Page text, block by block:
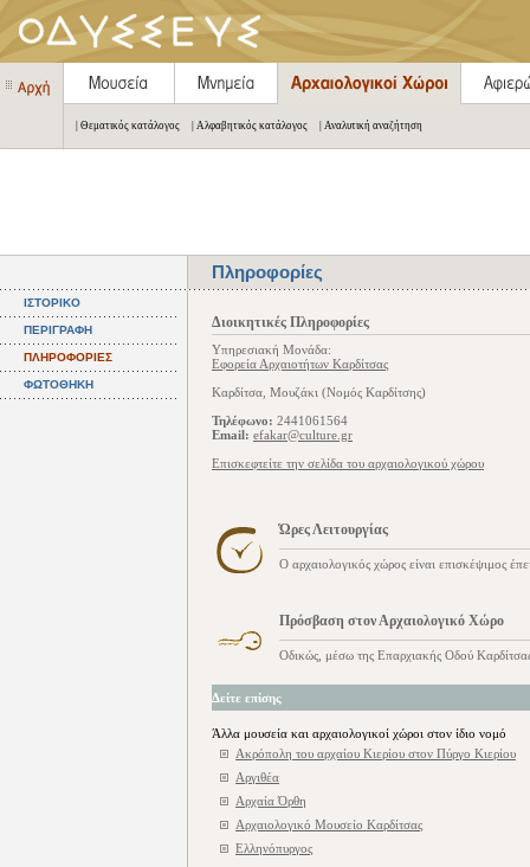
| Θεματικός κατάλογος | Αλφαβητικός κατάλογος | Αναλυτική αναζήτηση
Πληροφορίες
ΙΣΤΟΡΙΚΟ
ΠΕΡΙΓΡΑΦΗ
ΠΛΗΡΟΦΟΡΙΕΣ
ΦΩΤΟΘΗΚΗ
Διοικητικές Πληροφορίες
Υπηρεσιακή Μονάδα:
Εφορεία Αρχαιοτήτων Καρδίτσας
Καρδίτσα, Μουζάκι (Νομός Καρδίτσης)
Τηλέφωνο: 2441061564
Email: efakar@culture.gr
Επισκεφτείτε την σελίδα του αρχαιολογικού χώρου
Ώρες Λειτουργίας
Ο αρχαιολογικός χώρος είναι επισκέψιμος
Πρόσβαση στον Αρχαιολογικό Χώρο
Οδικώς, μέσω της Επαρχιακής Οδού
Δείτε επίσης
Άλλα μουσεία και αρχαιολογικοί χώροι στον ίδιο νομό
Ακρόπολη του αρχαίου Κιερίου στον Πύργο Κιερίου
Αργιθέα
Αρχαία Όρθη
Αρχαιολογικό Μουσείο Καρδίτσας
Ελληνόπυργος